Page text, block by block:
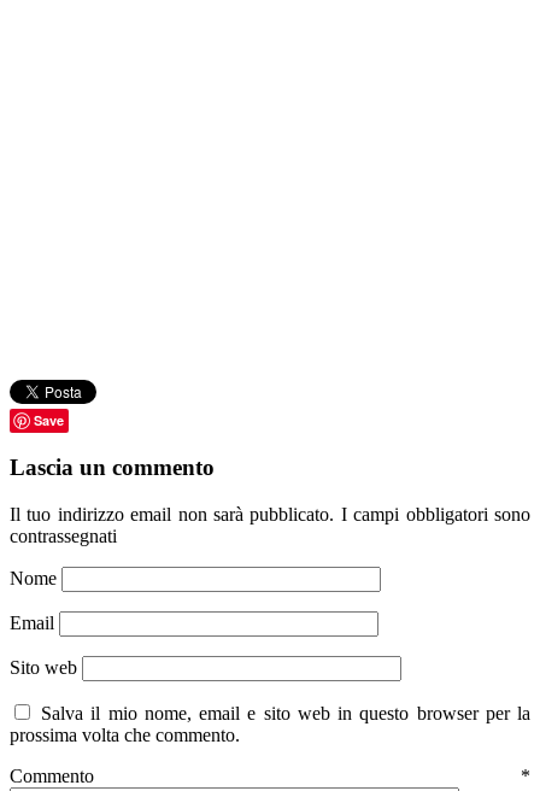
Save
Lascia un commento
Il tuo indirizzo email non sarà pubblicato. I campi obbligatori sono
contrassegnati
Nome
Email
Sito web
Salva il mio nome, email e sito web in questo browser per la
prossima volta che commento.
Commento *